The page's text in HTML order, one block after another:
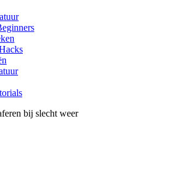
bij slecht weer